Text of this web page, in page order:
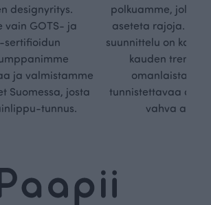
designyritys.
vain GOTS- ja
sertifioidun
ja valmistamme
Suomessa, josta
tunnus.
polkuamme, jolla
aseteta rajoja.
suunnittelu on
kauden
omanlaista,
tunnistettavaa
vahva